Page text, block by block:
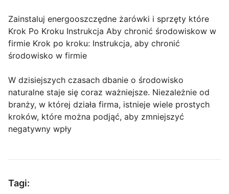
Zainstaluj energooszczędne żarówki i sprzęty które
Krok Po Kroku Instrukcja Aby chronić środowiskow w
firmie Krok po kroku: Instrukcja, aby chronić
środowisko w firmie
W dzisiejszych czasach dbanie o środowisko
naturalne staje się coraz ważniejsze. Niezależnie od
branży, w której działa firma, istnieje wiele prostych
kroków, które można podjąć, aby zmniejszyć
negatywny wpły
Tagi: